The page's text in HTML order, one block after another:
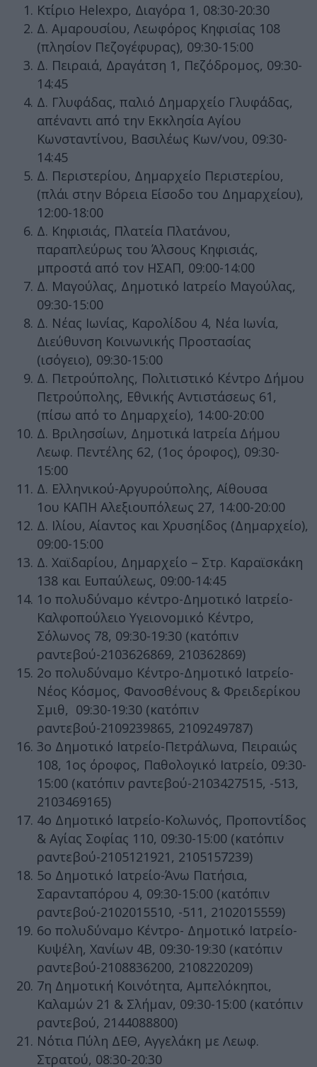
Κτίριο Helexpo, Διαγόρα 1, 08:30-20:30
Δ. Αμαρουσίου, Λεωφόρος Κηφισίας 108
(πλησίον Πεζογέφυρας), 09:30-15:00
Δ. Πειραιά, Δραγάτση 1, Πεζόδρομος, 09:30-
14:45
Δ. Γλυφάδας, παλιό Δημαρχείο Γλυφάδας,
απέναντι από την Εκκλησία Αγίου
Κωνσταντίνου, Βασιλέως Κων/νου, 09:30-
14:45
Δ. Περιστερίου, Δημαρχείο Περιστερίου,
(πλάι στην Βόρεια Είσοδο του Δημαρχείου),
12:00-18:00
Δ. Κηφισιάς, Πλατεία Πλατάνου,
παραπλεύρως του Άλσους Κηφισιάς,
μπροστά από τον ΗΣΑΠ, 09:00-14:00
Δ. Μαγούλας, Δημοτικό Ιατρείο Μαγούλας,
09:30-15:00
Δ. Νέας Ιωνίας, Καρολίδου 4, Νέα Ιωνία,
Διεύθυνση Κοινωνικής Προστασίας
(ισόγειο), 09:30-15:00
Δ. Πετρούπολης, Πολιτιστικό Κέντρο Δήμου
Πετρούπολης, Εθνικής Αντιστάσεως 61,
(πίσω από το Δημαρχείο), 14:00-20:00
Δ. Βριλησσίων, Δημοτικά Ιατρεία Δήμου
Λεωφ. Πεντέλης 62, (1ος όροφος), 09:30-
15:00
Δ. Ελληνικού-Αργυρούπολης, Αίθουσα
1ου ΚΑΠΗ Αλεξιουπόλεως 27, 14:00-20:00
Δ. Ιλίου, Αίαντος και Χρυσηίδος (Δημαρχείο),
09:00-15:00
Δ. Χαϊδαρίου, Δημαρχείο – Στρ. Καραϊσκάκη
138 και Ευπαύλεως, 09:00-14:45
1ο πολυδύναμο κέντρο-Δημοτικό Ιατρείο-
Καλφοπούλειο Υγειονομικό Κέντρο,
Σόλωνος 78, 09:30-19:30 (κατόπιν
ραντεβού-2103626869, 210362869)
2ο πολυδύναμο Κέντρο-Δημοτικό Ιατρείο-
Νέος Κόσμος, Φανοσθένους & Φρειδερίκου
Σμιθ, 09:30-19:30 (κατόπιν
ραντεβού-2109239865, 2109249787)
3ο Δημοτικό Ιατρείο-Πετράλωνα, Πειραιώς
108, 1ος όροφος, Παθολογικό Ιατρείο, 09:30-
15:00 (κατόπιν ραντεβού-2103427515, -513,
2103469165)
4ο Δημοτικό Ιατρείο-Κολωνός, Προποντίδος
& Αγίας Σοφίας 110, 09:30-15:00 (κατόπιν
ραντεβού-2105121921, 2105157239)
5ο Δημοτικό Ιατρείο-Άνω Πατήσια,
Σαρανταπόρου 4, 09:30-15:00 (κατόπιν
ραντεβού-2102015510, -511, 2102015559)
6ο πολυδύναμο Κέντρο- Δημοτικό Ιατρείο-
Κυψέλη, Χανίων 4Β, 09:30-19:30 (κατόπιν
ραντεβού-2108836200, 2108220209)
7η Δημοτική Κοινότητα, Αμπελόκηποι,
Καλαμών 21 & Σλήμαν, 09:30-15:00 (κατόπιν
ραντεβού, 2144088800)
Νότια Πύλη ΔΕΘ, Αγγελάκη με Λεωφ.
Στρατού, 08:30-20:30